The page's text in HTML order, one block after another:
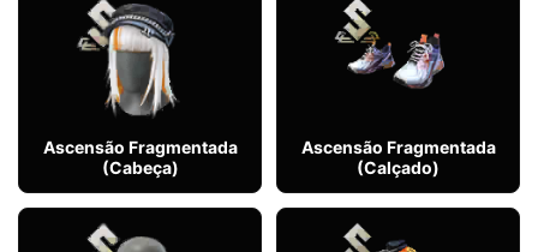
Ascensão Fragmentada
(Cabeça)
Ascensão Fragmentada
(Calçado)